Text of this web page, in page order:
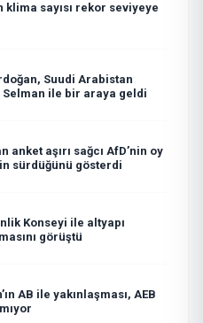
klima sayısı rekor seviyeye
Suudi Arabistan
ile bir araya geldi
anket aşırı sağcı AfD’nin oy
sürdüğünü gösterdi
Konseyi ile altyapı
görüştü
AB ile yakınlaşması, AEB